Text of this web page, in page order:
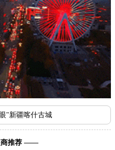
"新疆喀什古城
推荐 ——